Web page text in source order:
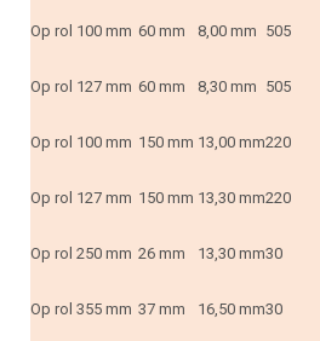
Op rol 100 mm 60 mm 8,00 mm 505
Op rol 127 mm 60 mm 8,30 mm 505
Op rol 100 mm 150 mm 13,00 mm220
Op rol 127 mm 150 mm 13,30 mm220
Op rol 250 mm 26 mm 13,30 mm30
Op rol 355 mm 37 mm 16,50 mm30